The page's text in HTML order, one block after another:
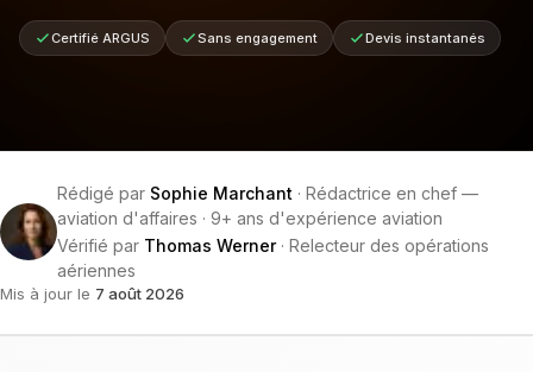
Certifié ARGUS Sans engagement Devis instantanés
Rédigé par Sophie Marchant · Rédactrice en chef —
aviation d'affaires · 9+ ans d'expérience aviation
Vérifié par Thomas Werner· Relecteur des opérations
aériennes
Mis à jour le 7 août 2026